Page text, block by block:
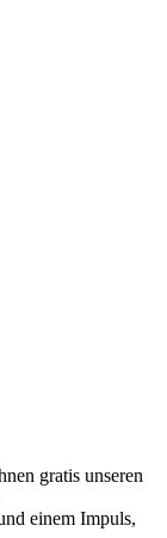
gratis unseren
einem Impuls,